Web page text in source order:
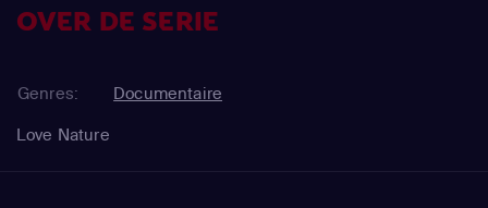
OVER DE SERIE
Genres:
Documentaire
Love Nature